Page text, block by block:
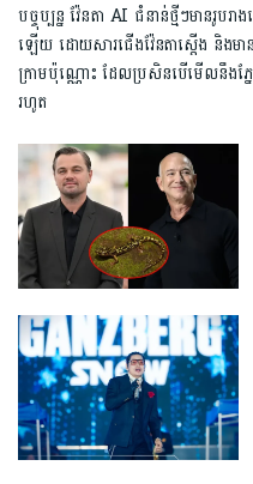
បច្ចុប្បន្ន វ៉ែនតា AI ជំនាន់ថ្មីៗមានរូបរា
ឡើយ ដោយសារជើងវ៉ែនតាស្តើង និងម
ក្រាមប៉ុណ្ណោះ ដែលប្រសិនបើមើលនឹងភ្ន
រហូត